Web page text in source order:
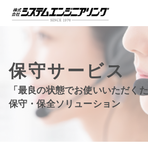
保守サービス
「最良の状態でお使いいただく
保守・保全ソリューション